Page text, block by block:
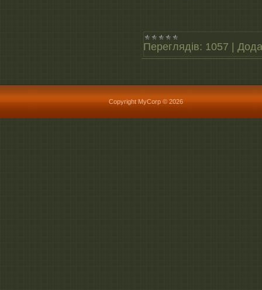
Переглядів: 1057 |
Copyright MyCorp © 2026